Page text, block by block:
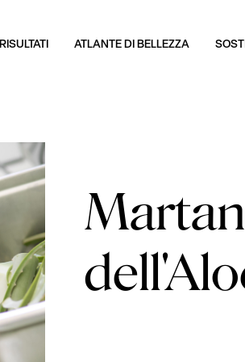
RISULTATI ATLANTE DI BELLEZZA